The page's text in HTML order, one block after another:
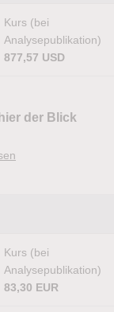
Kurs (bei
Analysepublikation)
877,57 USD
der Blick
Kurs (bei
Analysepublikation)
83,30 EUR